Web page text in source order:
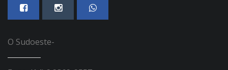
O Sudoeste-